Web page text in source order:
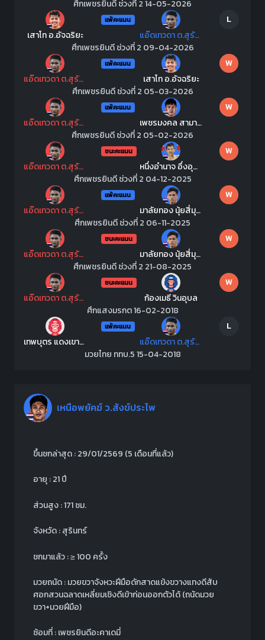
ศึกเพชรยินดี ช่วงที่ 2 14-05-2026
แพ้คะแนน
L
เสาโท อ.อัจฉริยะ
แอ๊ดเทวดา ต.สุรัตน์
ศึกเพชรยินดี ช่วงที่ 2 09-04-2026
แพ้คะแนน
W
แอ๊ดเทวดา ต.สุรัตน์
เสาโท อ.อัจฉริยะ
ศึกเพชรยินดี ช่วงที่ 2 05-03-2026
แพ้คะแนน
W
แอ๊ดเทวดา ต.สุรัตน์
เพชรมงคล สามารถพยัคฆ์อรุณยิมส์
ศึกเพชรยินดี ช่วงที่ 2 05-02-2026
ชนะคะแนน
W
แอ๊ดเทวดา ต.สุรัตน์
หนึ่งอำนาจ อึ่งอุบล
ศึกเพชรยินดี ช่วงที่ 2 04-12-2025
แพ้คะแนน
W
แอ๊ดเทวดา ต.สุรัตน์
มาลัยทอง นุ้ยสี่มุมเมือง
ศึกเพชรยินดี ช่วงที่ 2 06-11-2025
ชนะคะแนน
W
แอ๊ดเทวดา ต.สุรัตน์
มาลัยทอง นุ้ยสี่มุมเมือง
ศึกเพชรยินดี ช่วงที่ 2 21-08-2025
ชนะคะแนน
W
แอ๊ดเทวดา ต.สุรัตน์
ก้องเมธี วินอุบล
ศึกแสงมรกต 16-02-2018
แพ้คะแนน
L
เทพบุตร แดงเขาทราย
แอ๊ดเทวดา ต.สุรัตน์
มวยไทย ททบ.5 15-04-2018
เหนือพยัคฆ์ ว.สังข์ประไพ
ขึ้นชกล่าสุด : 29/01/2569 (5 เดือนที่แล้ว)
อายุ : 21 ปี
ส่วนสูง : 171 ซม.
จังหวัด : สุรินทร์
ชกมาแล้ว : ≥ 100 ครั้ง
มวยถนัด : มวยขวาจังหวะฝีมือดักสาดแข้งขวางแทงดีสับ
ศอกสวนฉลาดเหลี่ยมเชิงดีเข้าก่อนออกตัวได้ (ถนัดมวย
ขวา+มวยฝีมือ)
ซ้อมที่ : เพชรยินดีอะคาเดมี่